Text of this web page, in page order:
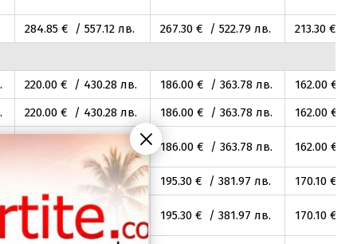
284.85€ / 557.12лв. 267.30€ / 522.79лв. 213.30€ /
220.00€ / 430.28лв. 186.00€ / 363.78лв. 162.00€ /
220.00€ / 430.28лв. 186.00€ / 363.78лв. 162.00€ /
€ / 430 .28лв. 186.00€ / 363.78лв. 162.00€ /
€ / 451.80лв. 195.30€ / 381.97 лв. 170.10€ /
231 .00€ / 451.80 195.30€ / 381.97 лв. 170.10€ /